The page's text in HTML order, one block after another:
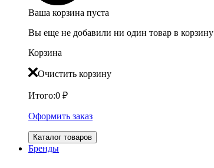
Ваша корзина пуста
Вы еще не добавили ни один товар в корзину
Корзина
Очистить корзину
Итого:0 ₽
Оформить заказ
Каталог товаров
Бренды